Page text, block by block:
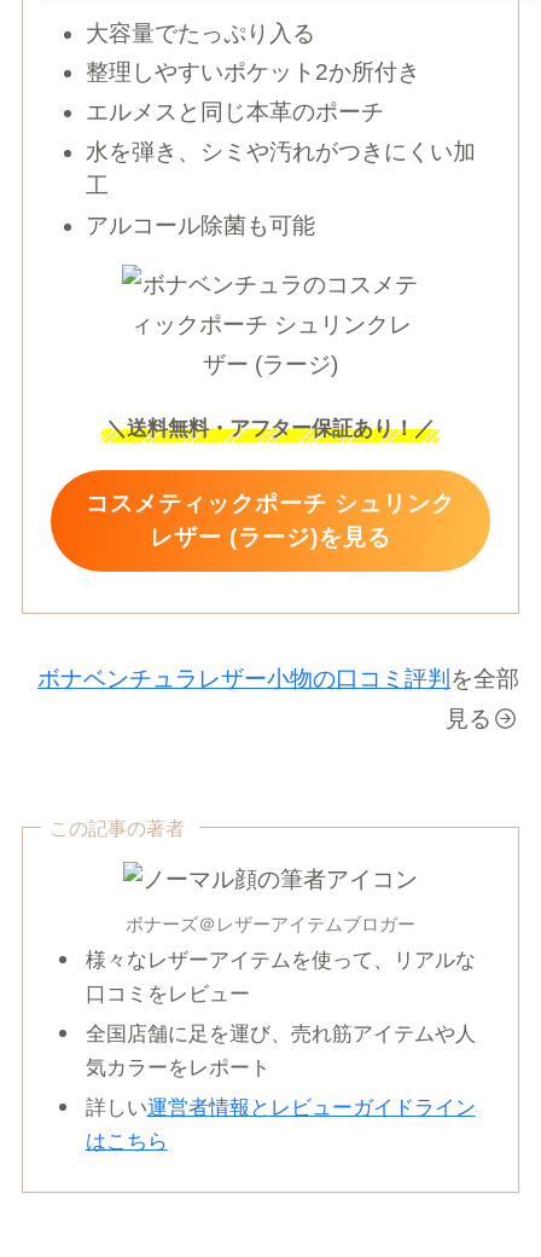
大容量でたっぷり入る
整理しやすいポケット2か所付き
エルメスと同じ本革のポーチ
水を弾き、シミや汚れがつきにくい加
工
アルコール除菌も可能
＼送料無料・アフター保証あり！／
コスメティックポーチ シュリンク
レザー (ラージ)を見る
ボナベンチュラレザー小物の口コミ評判 を全部
見る
この記事の著者
ボナーズ＠レザーアイテムブロガー
様々なレザーアイテムを使って、リアルな
口コミをレビュー
全国店舗に足を運び、売れ筋アイテムや人
気カラーをレポート
詳しい運営者情報とレビューガイドライン
はこちら